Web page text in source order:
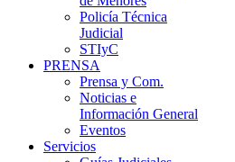
Policía Técnica
Judicial
STIyC
PRENSA
Prensa y Com.
Noticias e
Información General
Eventos
Servicios